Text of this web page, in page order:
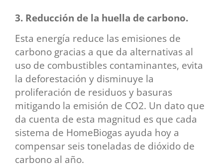
3. Reducción de la huella de carbono.
Esta energía reduce las emisiones de
carbono gracias a que da alternativas al
uso de combustibles contaminantes, evita
la deforestación y disminuye la
proliferación de residuos y basuras
mitigando la emisión de CO2. Un dato que
da cuenta de esta magnitud es que cada
sistema de HomeBiogas ayuda hoy a
compensar seis toneladas de dióxido de
carbono al año.